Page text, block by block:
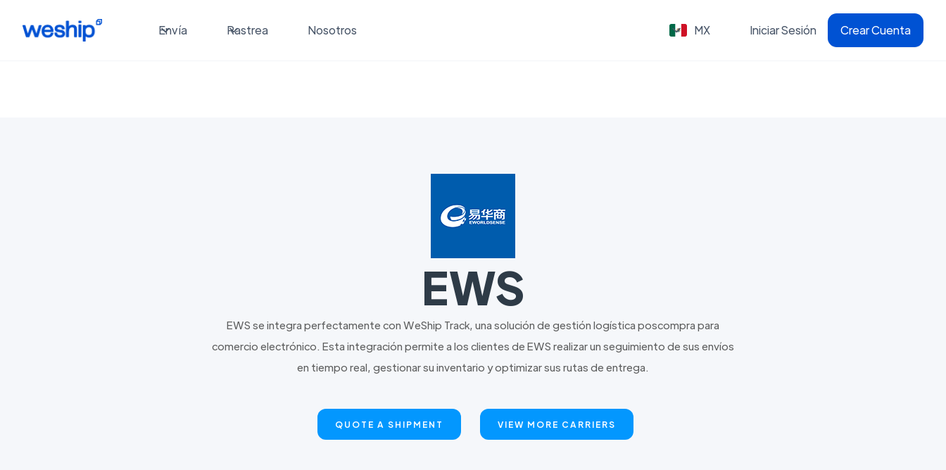
Envía Rastrea Nosotros MX Iniciar Sesión Crear Cuenta
EWS
EWS se integra perfectamente con WeShip Track, una solución de gestión logística poscompra para
comercio electrónico. Esta integración permite a los clientes de EWS realizar un seguimiento de sus envíos
en tiempo real, gestionar su inventario y optimizar sus rutas de entrega.
QUOTE A SHIPMENT VIEW MORE CARRIERS